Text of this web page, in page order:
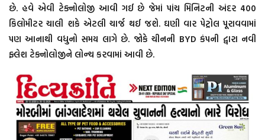
છે. હવે એવી ટેક્નોલોજી આવી ગઈ છે જેમાં પાંચ મિનિટની અંદર 400
કિલોમીટર ચાલી શકે એટલી ચાર્જ થઈ જશે. ઘણી વાર પેટ્રોલ પૂરાવવામાં
પણ આનાથી વધુનો સમય લાગે છે. જોકે ચીનની BYD કંપની દ્વારા નવી
ફ્લેશ ટેક્નોલોજીને લોન્ચ કરવામાં આવી છે.